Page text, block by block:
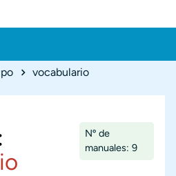
vocabulario
Nº de
manuales: 9